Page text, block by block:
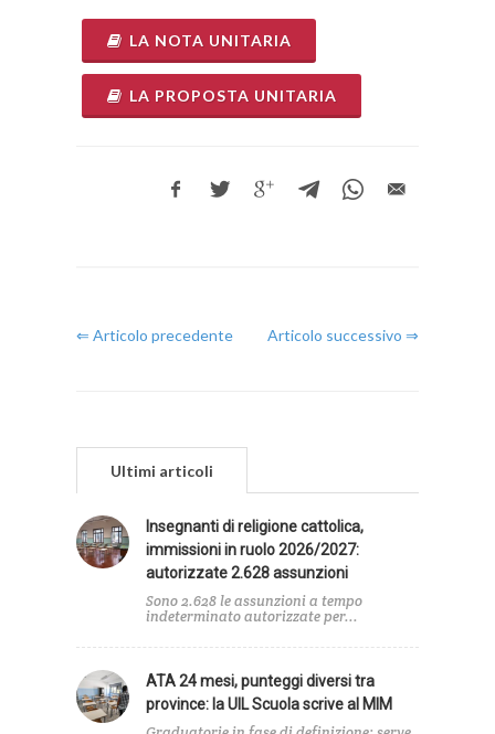
LA NOTA UNITARIA
LA PROPOSTA UNITARIA
⇐ Articolo precedente Articolo successivo ⇒
Ultimi articoli
Insegnanti di religione cattolica,
immissioni in ruolo 2026/2027:
autorizzate 2.628 assunzioni
Sono 2.628 le assunzioni a tempo
indeterminato autorizzate per...
ATA 24 mesi, punteggi diversi tra
province: la UIL Scuola scrive al MIM